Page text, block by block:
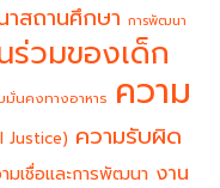
สถานศึกษา การพัฒนา
ร่วมของเด็ก
มั่นคงทางอาหาร ความ
Justice) ความรับผิด
มเชื่อและการพัฒนา งาน